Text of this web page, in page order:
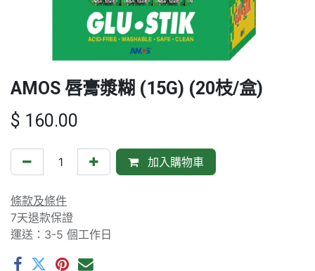
AMOS 唇膏漿糊 (15G) (20枝/盒)
$ 160.00
加入購物車
條款及條件
7天退款保證
運送：3-5 個工作日